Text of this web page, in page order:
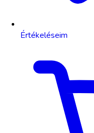
Értékeléseim